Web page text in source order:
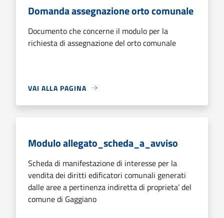
Domanda assegnazione orto comunale
Documento che concerne il modulo per la
richiesta di assegnazione del orto comunale
VAI ALLA PAGINA
Modulo allegato_scheda_a_avviso
Scheda di manifestazione di interesse per la
vendita dei diritti edificatori comunali generati
dalle aree a pertinenza indiretta di proprieta’ del
comune di Gaggiano